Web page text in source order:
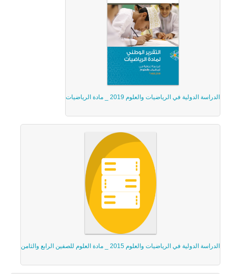
الدراسة الدولية في الرياضيات والعلوم 2019 _ مادة الرياضيات
الدراسة الدولية في الرياضيات والعلوم 2015 _ مادة العلوم للصفين الرابع والثامن